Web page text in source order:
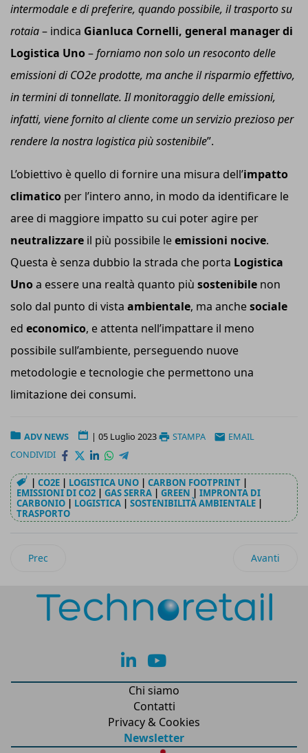
intermodale e di preferire, quando possibile, il trasporto su
rotaia– indica Gianluca Cornelli, general manager di
Logistica Uno–forniamo non solo un resoconto delle
emissioni di CO2e prodotte, ma anche il risparmio effettivo,
in termini di tonnellate. Il monitoraggio delle emissioni,
infatti, viene fornito al cliente come un servizio prezioso per
rendere la nostra logistica più sostenibile”.
L’obiettivo è quello di fornire una misura dell’impatto
climatico per l’intero anno, in modo da identificare le
aree di maggiore impatto su cui poter agire per
neutralizzare il più possibile leemissioni nocive.
Questa è senza dubbio la strada che porta Logistica
Unoa essere una realtà quanto più sostenibile non
solo dal punto di vista ambientale, ma anchesociale
ed economico, e attenta nell’impattare il meno
possibile sull’ambiente, perseguendo nuove
metodologie e tecnologie che permettono una
limitazione dei consumi.
ADV NEWS | 05 Luglio 2023 STAMPA
EMAIL
CONDIVIDI
| CO2E | LOGISTICA UNO | CARBON FOOTPRINT |
EMISSIONI DI CO2 | GAS SERRA | GREEN | IMPRONTA DI
CARBONIO | LOGISTICA | SOSTENIBILITÀ AMBIENTALE |
TRASPORTO
Articolo precedente: L’importanza del monitoraggio della
Prec Articolo
Avanti
lk yt
Chi siamo
Contatti
Privacy & Cookies
Newsletter